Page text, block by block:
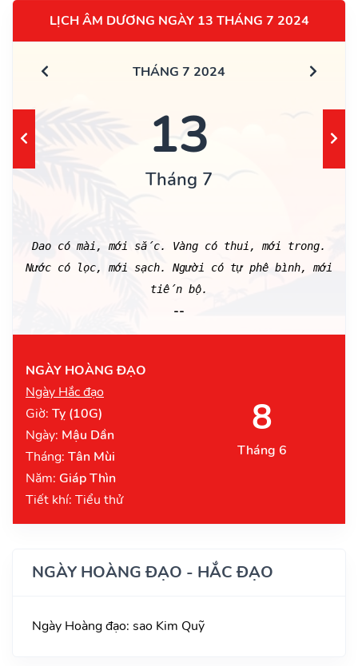
LỊCH ÂM DƯƠNG NGÀY 13 THÁNG 7 2024
THÁNG 7 2024
13
Tháng 7
Dao có mài, mới sắc. Vàng có thui, mới trong.
Nước có lọc, mới sạch. Người có tự phê bình, mới
tiến bộ.
--
NGÀY HOÀNG ĐẠO
Ngày Hắc đạo
Giờ: Tỵ (10G)
Ngày: Mậu Dần
Tháng: Tân Mùi
Năm: Giáp Thìn
Tiết khí: Tiểu thử
8
Tháng 6
NGÀY HOÀNG ĐẠO - HẮC ĐẠO
Ngày Hoàng đạo: sao Kim Quỹ